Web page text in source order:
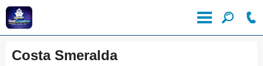
Costa Smeralda